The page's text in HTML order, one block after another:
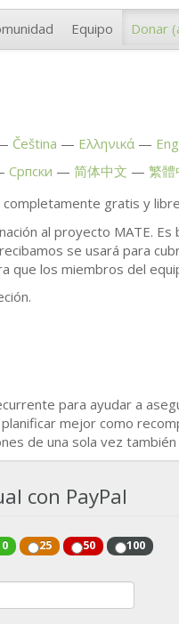
Equipo Donar
Čeština Ελληνικά
Српски 简体中文
繁體
completamente gratis y
al proyecto MATE. Es
se usará para
que los miembros del
para ayudar a
mejor como
de una sola vez
con PayPal
25 50 100